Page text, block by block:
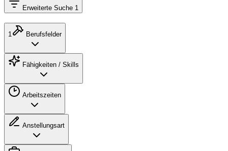
Erweiterte Suche 1
1 Berufsfelder
Fähigkeiten / Skills
Arbeitszeiten
Anstellungsart